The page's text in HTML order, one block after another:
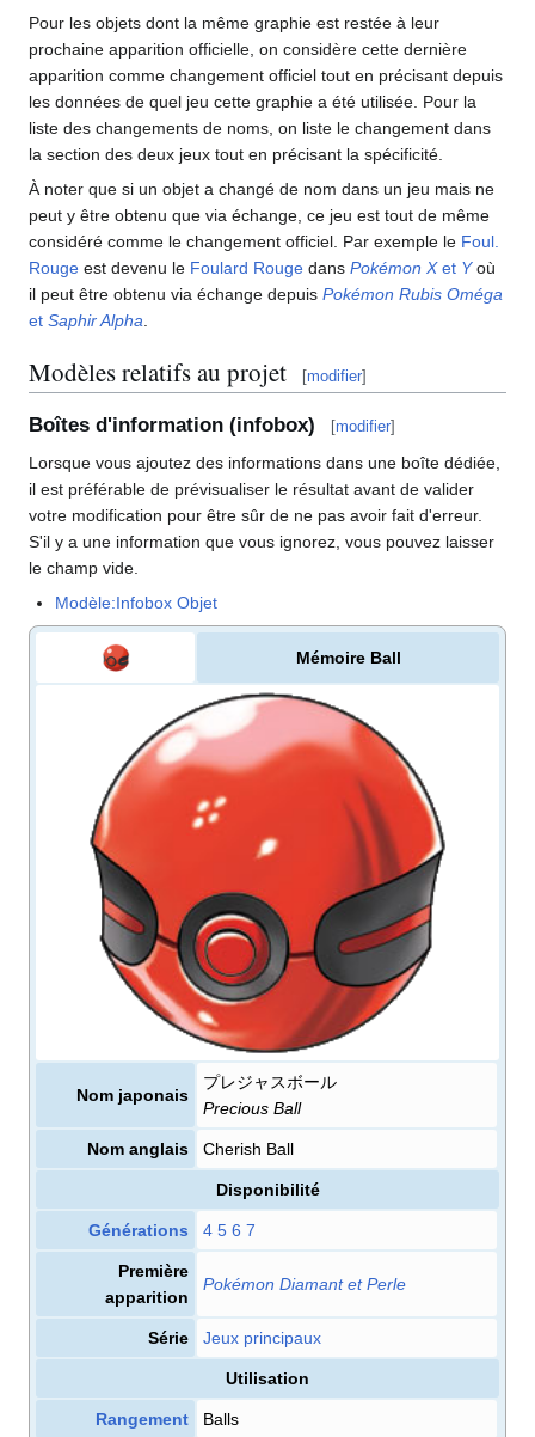
Pour les objets dont la même graphie est restée à leur
prochaine apparition officielle, on considère cette dernière
apparition comme changement officiel tout en précisant depuis
les données de quel jeu cette graphie a été utilisée. Pour la
liste des changements de noms, on liste le changement dans
la section des deux jeux tout en précisant la spécificité.
À noter que si un objet a changé de nom dans un jeu mais ne
peut y être obtenu que via échange, ce jeu est tout de même
considéré comme le changement officiel. Par exemple le Foul.
Rouge est devenu le Foulard Rouge dans Pokémon Xet Yoù
il peut être obtenu via échange depuis Pokémon Rubis Oméga
et Saphir Alpha
Modèles relatifs au projet [modifier]
Boîtes d'information (infobox) [modifier]
Lorsque vous ajoutez des informations dans une boîte dédiée,
il est préférable de prévisualiser le résultat avant de valider
votre modification pour être sûr de ne pas avoir fait d'erreur.
S'il y a une information que vous ignorez, vous pouvez laisser
le champ vide.
Modèle:Infobox Objet
Mémoire Ball
Nom japonais
プレジャスボール
Precious Ball
Nom anglais Cherish Ball
Disponibilité
Générations 4 5 6 7
Première
apparition
Pokémon Diamant et Perle
Série Jeux principaux
Utilisation
Rangement Balls